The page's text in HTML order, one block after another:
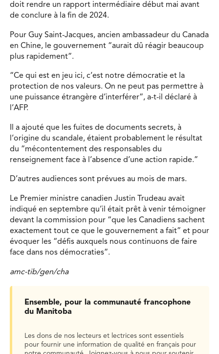
doit rendre un rapport intermédiaire début mai avant
de conclure à la fin de 2024.
Pour Guy Saint-Jacques, ancien ambassadeur du Canada
en Chine, le gouvernement “aurait dû réagir beaucoup
plus rapidement”.
“Ce qui est en jeu ici, c’est notre démocratie et la
protection de nos valeurs. On ne peut pas permettre à
une puissance étrangère d’interférer”, a-t-il déclaré à
l’AFP.
Il a ajouté que les fuites de documents secrets, à
l’origine du scandale, étaient probablement le résultat
du “mécontentement des responsables du
renseignement face à l’absence d’une action rapide.”
D’autres audiences sont prévues au mois de mars.
Le Premier ministre canadien Justin Trudeau avait
indiqué en septembre qu’il était prêt à venir témoigner
devant la commission pour “que les Canadiens sachent
exactement tout ce que le gouvernement a fait” et pour
évoquer les “défis auxquels nous continuons de faire
face dans nos démocraties”.
amc-tib/gen/cha
Ensemble, pour la communauté francophone
du Manitoba
Les dons de nos lecteurs et lectrices sont essentiels
pour fournir une information de qualité en français pour